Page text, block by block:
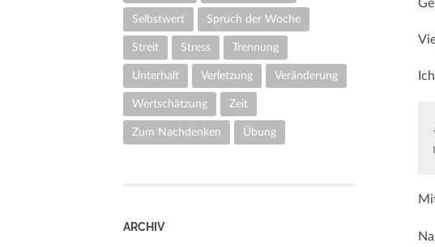
Selbstwert Spruch der Woche
Streit Stress Trennung
Unterhalt Verletzung Veränderung
Wertschätzung Zeit
Zum Nachdenken Übung
ARCHIV